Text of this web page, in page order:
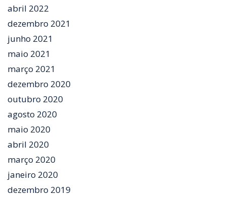
abril 2022
dezembro 2021
junho 2021
maio 2021
março 2021
dezembro 2020
outubro 2020
agosto 2020
maio 2020
abril 2020
março 2020
janeiro 2020
dezembro 2019